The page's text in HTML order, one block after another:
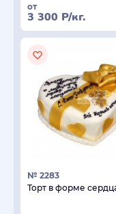
от
3 300 Р/кг.
№ 2283
Торт в форме